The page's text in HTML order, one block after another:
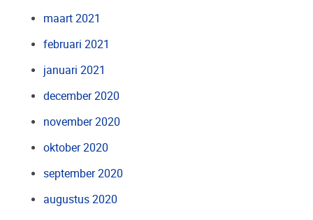
maart 2021
februari 2021
januari 2021
december 2020
november 2020
oktober 2020
september 2020
augustus 2020